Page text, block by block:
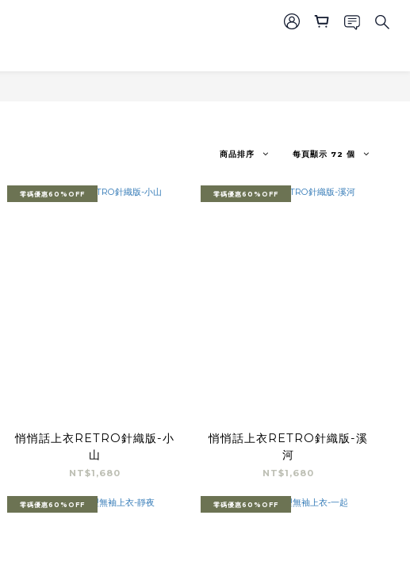
商品排序 每頁顯示 72 個
零碼優惠60%OFF
悄悄話上衣RETRO針織版-小
山
NT$1,680
零碼優惠60%OFF
悄悄話上衣RETRO針織版-溪
河
NT$1,680
零碼優惠60%OFF 零碼優惠60%OFF